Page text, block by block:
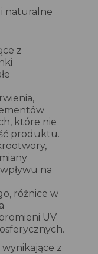
naturalne
z
które nie
produktu.
na
różnice w
UV
z